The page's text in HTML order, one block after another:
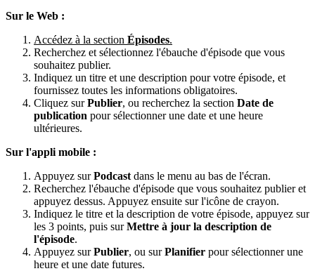
Sur le Web :
Accédez à la section Épisodes.
Recherchez et sélectionnez l'ébauche d'épisode que vous
souhaitez publier.
Indiquez un titre et une description pour votre épisode, et
fournissez toutes les informations obligatoires.
Cliquez surPublier, ou recherchez la section Date de
publication pour sélectionner une date et une heure
ultérieures.
Sur l'appli mobile :
Appuyez surPodcast dans le menu au bas de l'écran.
Recherchez l'ébauche d'épisode que vous souhaitez publier et
appuyez dessus. Appuyez ensuite sur l'icône de crayon.
Indiquez le titre et la description de votre épisode, appuyez sur
les 3 points, puis surMettre à jour la description de
l'épisode.
Appuyez surPublier, ou surPlanifier pour sélectionner une
heure et une date futures.